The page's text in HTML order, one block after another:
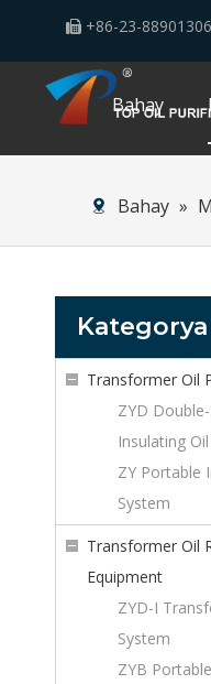
 +86-23-88901306
Bahay
Bahay »
Transformer Oil
ZYD
Insulating
ZY Portable
System
Transformer Oil
Equipment
ZYD-I
System
ZYB